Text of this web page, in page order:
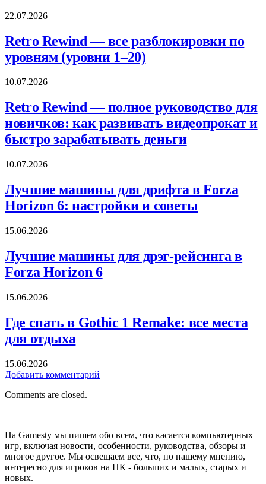
22.07.2026
Retro Rewind — все разблокировки по
уровням (уровни 1–20)
10.07.2026
Retro Rewind — полное руководство для
новичков: как развивать видеопрокат и
быстро зарабатывать деньги
10.07.2026
Лучшие машины для дрифта в Forza
Horizon 6: настройки и советы
15.06.2026
Лучшие машины для дрэг-рейсинга в
Forza Horizon 6
15.06.2026
Где спать в Gothic 1 Remake: все места
для отдыха
15.06.2026
Добавить комментарий
Comments are closed.
На Gamesty мы пишем обо всем, что касается компьютерных
игр, включая новости, особенности, руководства, обзоры и
многое другое. Мы освещаем все, что, по нашему мнению,
интересно для игроков на ПК - больших и малых, старых и
новых.